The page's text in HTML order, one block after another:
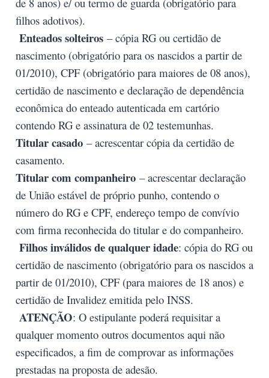
filhos adotivos).
Enteados solteiros – cópia RG ou certidão de
nascimento (obrigatório para os nascidos a partir de
01/2010), CPF (obrigatório para maiores de 08 anos),
certidão de nascimento e declaração de dependência
econômica do enteado autenticada em cartório
contendo RG e assinatura de 02 testemunhas.
Titular casado – acrescentar cópia da certidão de
casamento.
Titular com companheiro – acrescentar declaração
de União estável de próprio punho, contendo o
número do RG e CPF, endereço tempo de convívio
com firma reconhecida do titular e do companheiro.
Filhos inválidos de qualquer idade: cópia do RG ou
certidão de nascimento (obrigatório para os nascidos a
partir de 01/2010), CPF (para maiores de 18 anos) e
certidão de Invalidez emitida pelo INSS.
ATENÇÃO: O estipulante poderá requisitar a
qualquer momento outros documentos aqui não
especificados, a fim de comprovar as informações
prestadas na proposta de adesão.